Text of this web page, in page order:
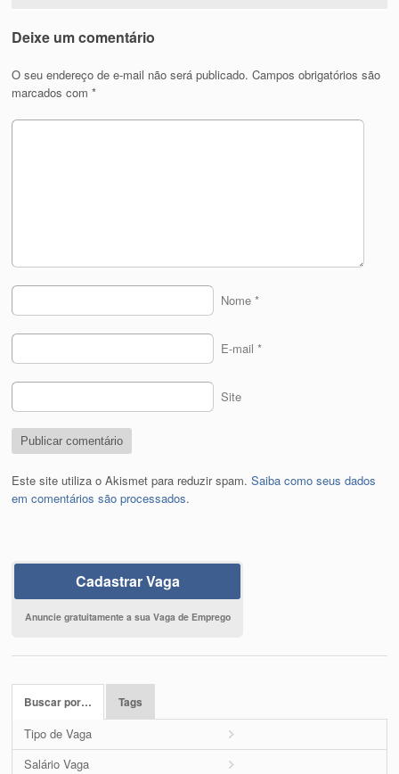
Deixe um comentário
O seu endereço de e-mail não será publicado. Campos obrigatórios são
marcados com*
Nome *
E-mail *
Site
Este site utiliza o Akismet para reduzir spam.Saiba como seus dados
em comentários são processados.
Cadastrar Vaga
Anuncie gratuitamente a sua Vaga de Emprego
Buscar por… Tags
Tipo de Vaga
Salário Vaga